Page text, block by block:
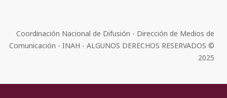
Coordinación Nacional de Difusión - Dirección de Medios de
Comunicación - INAH - ALGUNOS DERECHOS RESERVADOS ©
2025